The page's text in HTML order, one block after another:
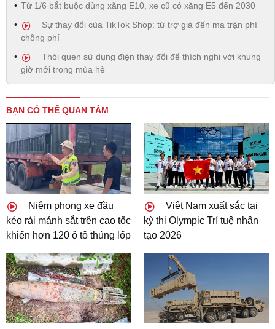
Từ 1/6 bắt buộc dùng xăng E10, xe cũ có xăng E5 đến 2030
Sự thay đổi của TikTok Shop: từ trợ giá đến ma trận phí
chồng phí
Thói quen sử dụng điện thay đổi để thích nghi với khung
giờ mới trong mùa hè
BẠN CÓ THỂ QUAN TÂM
Niêm phong xe đầu
kéo rải mảnh sắt trên cao tốc
khiến hơn 120 ô tô thủng lốp
Việt Nam xuất sắc tại
kỳ thi Olympic Trí tuệ nhân
tạo 2026